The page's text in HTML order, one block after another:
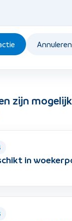
Annuleren
zijn
in